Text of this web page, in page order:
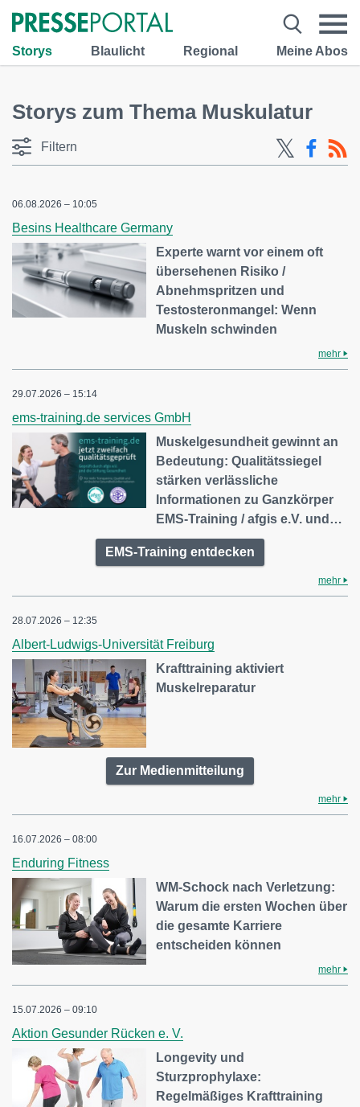
Storys Blaulicht Regional Meine Abos
Storys zum Thema Muskulatur
Filtern
06.08.2026 – 10:05
Besins Healthcare Germany
Experte warnt vor einem oft
übersehenen Risiko /
Abnehmspritzen und
Testosteronmangel: Wenn
Muskeln schwinden
mehr
29.07.2026 – 15:14
ems-training.de services GmbH
Muskelgesundheit gewinnt an
Bedeutung: Qualitätssiegel
stärken verlässliche
Informationen zu Ganzkörper
EMS-Training / afgis e.V. und…
EMS-Training entdecken
mehr
28.07.2026 – 12:35
Albert-Ludwigs-Universität Freiburg
Krafttraining aktiviert
Muskelreparatur
Zur Medienmitteilung
mehr
16.07.2026 – 08:00
Enduring Fitness
WM-Schock nach Verletzung:
Warum die ersten Wochen über
die gesamte Karriere
entscheiden können
mehr
15.07.2026 – 09:10
Aktion Gesunder Rücken e. V.
Longevity und
Sturzprophylaxe:
Regelmäßiges Krafttraining